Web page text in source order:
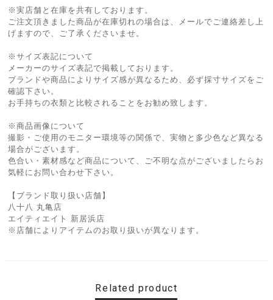
※実店舗と在庫を共有しております。
ご注文頂きました商品が在庫切れの場合は、メールでご連絡差し上
げますので、ご了承くださいませ。
※サイズ表記について
メーカーのサイズ表記で掲載しております。
ブランドや商品によりサイズ感が異なるため、必ず採寸サイズをご
確認下さい。
お手持ちの衣類と比較されることをお勧め致します。
※商品画像について
撮影・ご使用のモニター環境等の関係で、実物と多少色など異なる
場合がございます。
色合い・素材感など商品について、ご不明な点がございましたらお
気軽にお問い合わせ下さい。
【ブランド取り扱い店舗】
八十八 丸亀店
エイティエイト 新居浜店
※店舗によりアイテムのお取り扱いが異なります。
Related product